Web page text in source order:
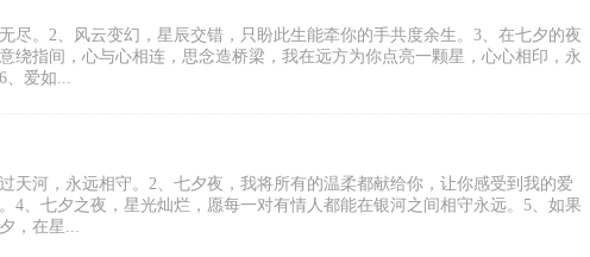
尽。2、风云变幻，星辰交错，只盼此生能牵你的手共度余生。3、在七夕的夜
绕指间，心与心相连，思念造桥梁，我在远方为你点亮一颗星，心心相印，永
、爱如...
天河，永远相守。2、七夕夜，我将所有的温柔都献给你，让你感受到我的爱
4、七夕之夜，星光灿烂，愿每一对有情人都能在银河之间相守永远。5、如果
，在星...